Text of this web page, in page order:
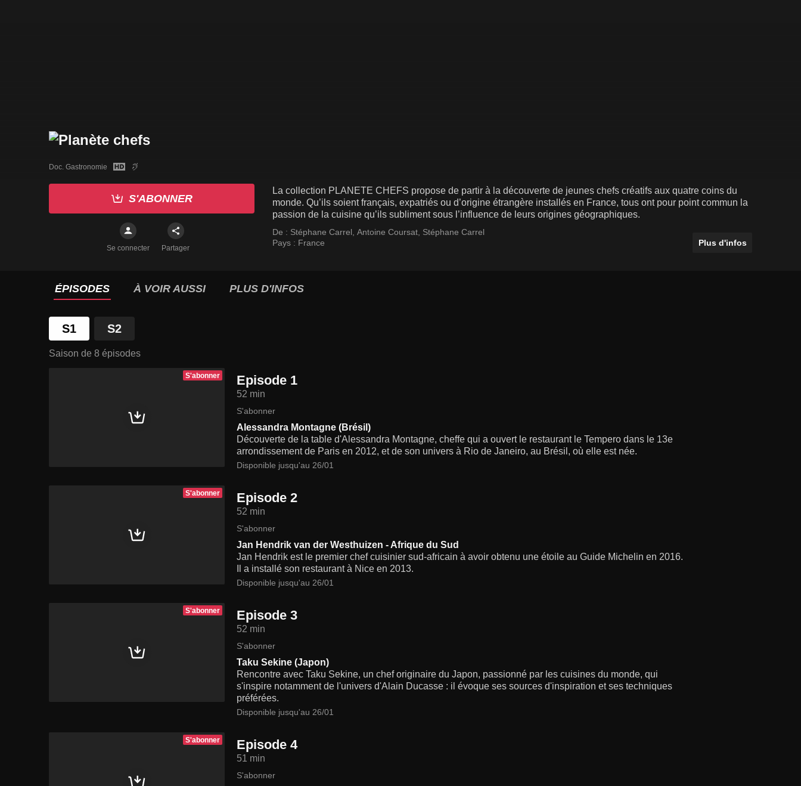
Doc. Gastronomie
S'ABONNER
Se connecter Partager
La collection PLANETE CHEFS propose de partir à la découverte de jeunes chefs créatifs aux quatre coins du
monde. Qu’ils soient français, expatriés ou d’origine étrangère installés en France, tous ont pour point commun la
passion de la cuisine qu’ils subliment sous l’influence de leurs origines géographiques.
De : Stéphane Carrel Antoine Coursat Stéphane Carrel
Pays : France Plus d'infos
ÉPISODES À VOIR AUSSI PLUS D'INFOS
S1 S2
Saison de 8 épisodes
S'abonner Episode 1
52 min
S'abonner
Alessandra Montagne (Brésil)
Découverte de la table d'Alessandra Montagne, cheffe qui a ouvert le restaurant le Tempero dans le 13e
arrondissement de Paris en 2012, et de son univers à Rio de Janeiro, au Brésil, où elle est née.
Disponible jusqu'au 26/01
S'abonner Episode 2
52 min
S'abonner
Jan Hendrik van der Westhuizen - Afrique du Sud
Jan Hendrik est le premier chef cuisinier sud-africain à avoir obtenu une étoile au Guide Michelin en 2016.
Il a installé son restaurant à Nice en 2013.
Disponible jusqu'au 26/01
S'abonner Episode 3
52 min
S'abonner
Taku Sekine (Japon)
Rencontre avec Taku Sekine, un chef originaire du Japon, passionné par les cuisines du monde, qui
s'inspire notamment de l'univers d'Alain Ducasse : il évoque ses sources d'inspiration et ses techniques
préférées.
Disponible jusqu'au 26/01
S'abonner Episode 4
51 min
S'abonner